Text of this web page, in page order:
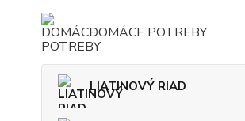
DOMÁCE POTREBY
LIATINOVÝ RIAD